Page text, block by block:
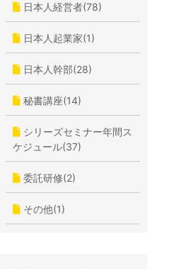
日本人経営者(78)
日本人起業家(1)
日本人幹部(28)
秘書講座(14)
シリーズセミナー年間ス
ケジュール(37)
委託研修(2)
その他(1)